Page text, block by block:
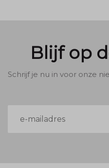
Blijf op
Schrijf je nu in voor onze
mailadres